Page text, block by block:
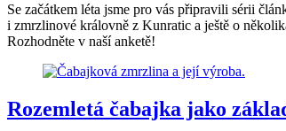
Se začátkem léta jsme pro vás připravili sérii
i zmrzlinové královně z Kunratic a ještě o
Rozhodněte v naší anketě!
Rozemletá čabajka jako